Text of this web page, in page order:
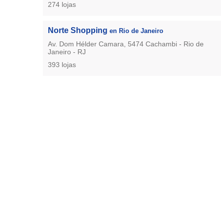
274 lojas
Norte Shopping en Rio de Janeiro
Av. Dom Hélder Camara, 5474 Cachambi - Rio de
Janeiro - RJ
393 lojas